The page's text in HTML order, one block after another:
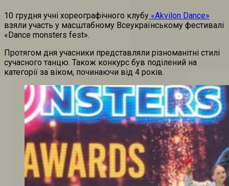
10 грудня учні хореографічного клубу «Akvilon Dance»
взяли участь у масштабному Всеукраїнському фестивалі
«Dance monsters fest».
Протягом дня учасники представляли різноманітні стилі
сучасного танцю. Також конкурс був поділений на
категорії за віком, починаючи від 4 років.